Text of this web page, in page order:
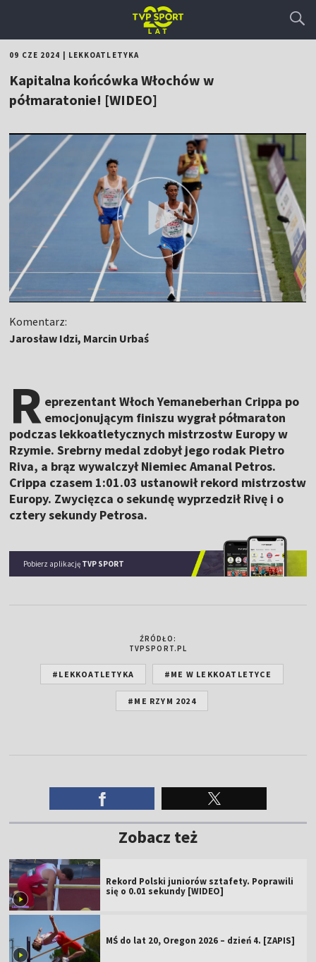
09 CZE 2024 LEKKOATLETYKA
Kapitalna końcówka Włochów w
półmaratonie! [WIDEO]
Komentarz:
Jarosław Idzi, Marcin Urbaś
R eprezentant Włoch Yemaneberhan Crippa po
emocjonującym finiszu wygrał półmaraton
podczas lekkoatletycznych mistrzostw Europy w
Rzymie. Srebrny medal zdobył jego rodak Pietro
Riva, a brąz wywalczył Niemiec Amanal Petros.
Crippa czasem 1:01.03 ustanowił rekord mistrzostw
Europy. Zwycięzca o sekundę wyprzedził Rivę i o
cztery sekundy Petrosa.
Pobierz aplikację TVP SPORT
ŹRÓDŁO:
TVPSPORT.PL
#LEKKOATLETYKA #ME W LEKKOATLETYCE
#ME RZYM 2024
Zobacz też
Rekord Polski juniorów sztafety. Poprawili
się o 0.01 sekundy [WIDEO]
MŚ do lat 20, Oregon 2026 – dzień 4. [ZAPIS]